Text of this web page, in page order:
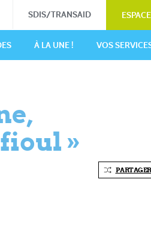
SDIS/TRANSAID
À LA UNE ! VOS
»
PARTAGER